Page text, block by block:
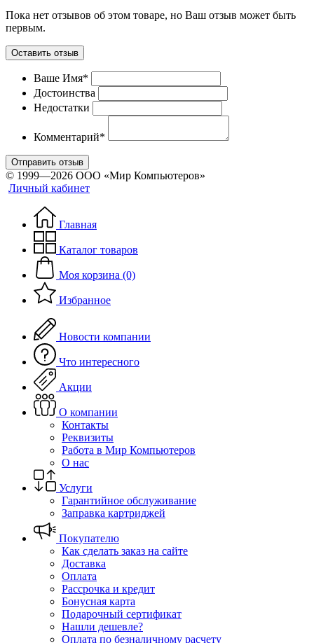
Пока нет отзывов об этом товаре, но Ваш отзыв может быть
первым.
Оставить отзыв
Ваше Имя*
Достоинства
Недостатки
Комментарий*
Отправить отзыв
© 1999—2026 ООО «Мир Компьютеров»
Личный кабинет
Главная
Каталог товаров
Моя корзина (0)
Избранное
Новости компании
Что интересного
Акции
О компании
Контакты
Реквизиты
Работа в Мир Компьютеров
О нас
Услуги
Гарантийное обслуживание
Заправка картриджей
Покупателю
Как сделать заказ на сайте
Доставка
Оплата
Рассрочка и кредит
Бонусная карта
Подарочный сертификат
Нашли дешевле?
Оплата по безналичному расчету